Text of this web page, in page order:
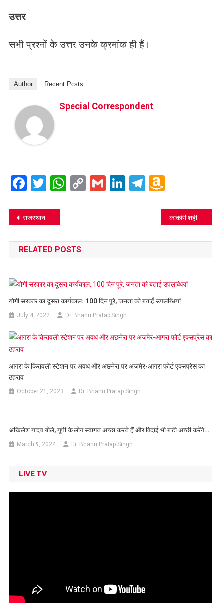
उत्तर
सभी प्रश्नों के उत्तर उनके क्रमांक ही हैं।
Author Recent Posts
Special Correspondent
Facebook
Twitter
WhatsApp
CopyGmailLinkedIn
Telegram
Amazon
List
Post
navigation
राजस्थान के इस इलाके पर लाला जी महाराज और कुंवर जी महाराज की दयाः दादाजी महाराज काकोरी शहीद पं. राम प्रसाद बिस्मिल की जयंती 11 जून को, पढ़िए अनकही कहानी
RELATED POSTS
योगी सरकार का दूसरा कार्यकाल: 100 दिन पूरे, जनता को बताईं उपलब्धियां
July 4, 2022 Dr. Bhanu Pratap Singh
आगरा के किरावली स्टेशन पर अवध और अछनेरा पर अजमेर-आगरा फोर्ट एक्सप्रेस का
ठहराव
October 21, 2023 Dr. Bhanu Pratap Singh
अखिलेश यादव बोले, यूपी के लोग स्वागत अच्छा करते हैं और विदाई भी बड़ी अच्छी करेंगे…
March 9, 2024 Dr. Bhanu Pratap Singh
LIVE TV